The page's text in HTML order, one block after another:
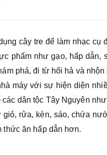
cây tre để làm nhạc cụ
phẩm như gạo, hấp
phá, đi từ hối hả và
máy với sự hiện diện
dân tộc Tây Nguyên
giỏ, rửa, kèn, sáo, chứa
thức ăn hấp dẫn hơn.